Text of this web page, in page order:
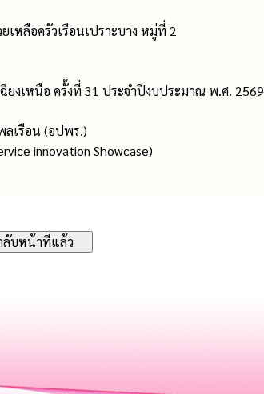
หลือครัวเรือนเปราะบาง หมู่ที่ 2
ยงเหนือ ครั้งที่ 31 ประจำปีงบประมาณ พ.ศ. 2569
ลเรือน (อปพร.)
innovation Showcase)